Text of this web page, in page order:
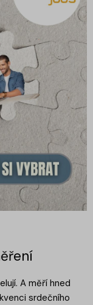
A měří hned
srdečního